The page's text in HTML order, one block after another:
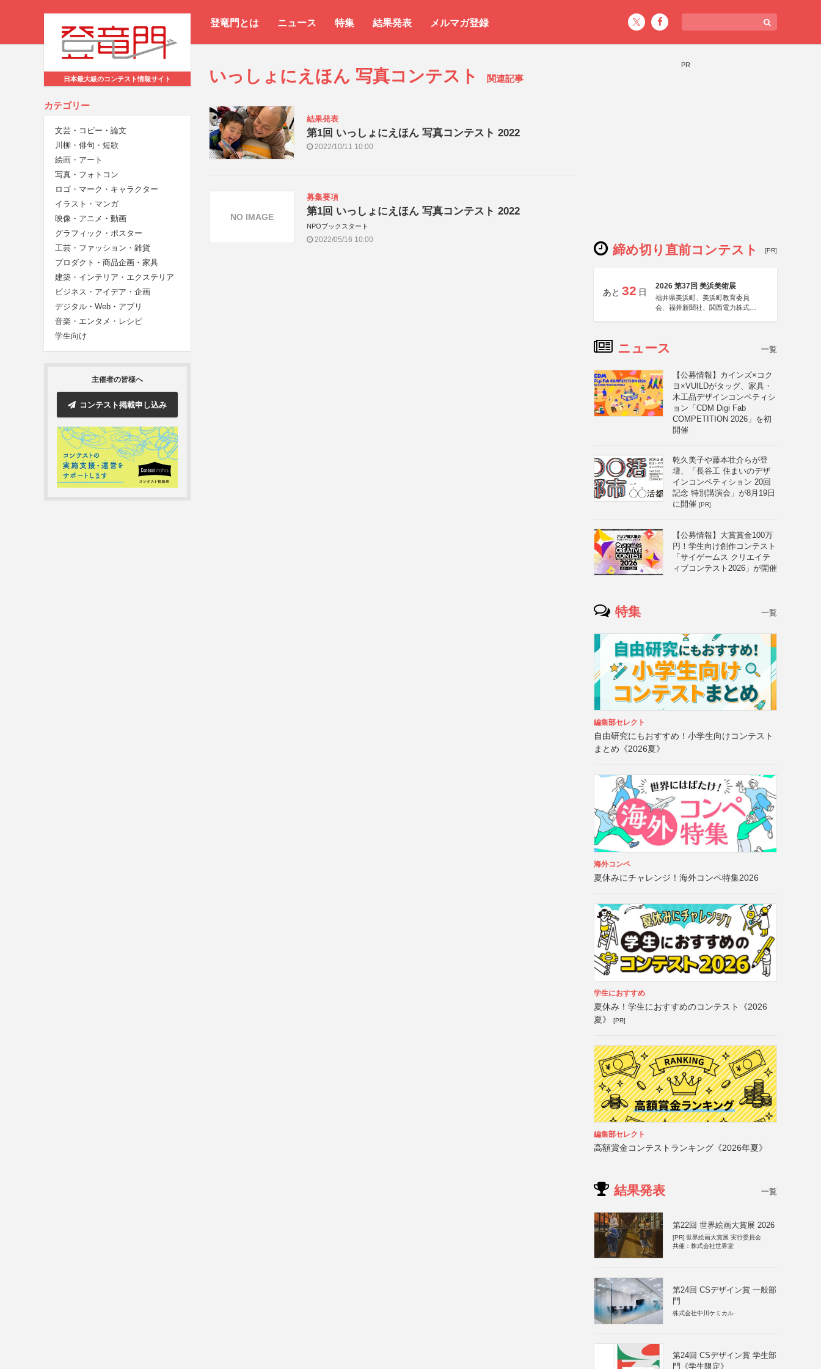
登竜門とは ニュース 特集 結果発表 メルマガ登録
日本最大級のコンテスト情報サイト
カテゴリー
文芸・コピー・論文
川柳・俳句・短歌
絵画・アート
写真・フォトコン
ロゴ・マーク・キャラクター
イラスト・マンガ
映像・アニメ・動画
グラフィック・ポスター
工芸・ファッション・雑貨
プロダクト・商品企画・家具
建築・インテリア・エクステリア
ビジネス・アイデア・企画
デジタル・Web・アプリ
音楽・エンタメ・レシピ
学生向け
主催者の皆様へ
コンテスト掲載申し込み
いっしょにえほん 写真コンテスト 関連記事
結果発表
第1回 いっしょにえほん 写真コンテスト 2022
2022/10/11 10:00
募集要項
第1回 いっしょにえほん 写真コンテスト 2022
NPOブックスタート
2022/05/16 10:00
NO IMAGE
PR
締め切り直前コンテスト [PR]
あと 32 日
2026 第37回 美浜美術展
福井県美浜町、美浜町教育委員
会、福井新聞社、関西電力株式会
ニュース 一覧
【公募情報】カインズ×コク
ヨ×VUILDがタッグ、家具・
木工品デザインコンペティシ
ョン「CDM Digi Fab
COMPETITION 2026」を初
開催
乾久美子や藤本壮介らが登
壇、「長谷工 住まいのデザ
インコンペティション 20回
記念 特別講演会」が8月19日
に開催 [PR]
【公募情報】大賞賞金100万
円！学生向け創作コンテスト
「サイゲームス クリエイテ
ィブコンテスト2026」が開催
特集 一覧
編集部セレクト
自由研究にもおすすめ！小学生向けコンテスト
まとめ《2026夏》
海外コンペ
夏休みにチャレンジ！海外コンペ特集2026
学生におすすめ
夏休み！学生におすすめのコンテスト《2026
夏》
[PR]
編集部セレクト
高額賞金コンテストランキング《2026年夏》
結果発表 一覧
第22回 世界絵画大賞展 2026
[PR] 世界絵画大賞展 実行委員会
共催：株式会社世界堂
第24回 CSデザイン賞 一般部
門
株式会社中川ケミカル
第24回 CSデザイン賞 学生部
門《学生限定》